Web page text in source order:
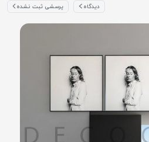
دیدگاه پرسشی ثبت نشده